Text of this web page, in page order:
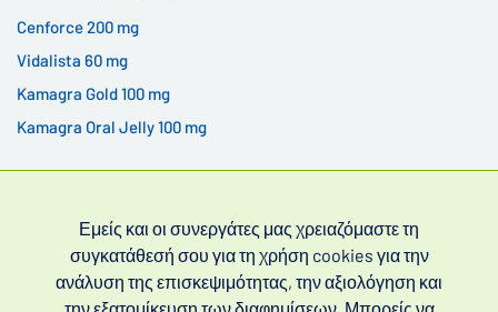
Cenforce 200 mg
Vidalista 60 mg
Kamagra Gold 100 mg
Kamagra Oral Jelly 100 mg
Εμείς και οι συνεργάτες μας χρειαζόμαστε τη
συγκατάθεσή σου για τη χρήση cookies για την
ανάλυση της επισκεψιμότητας, την αξιολόγηση και